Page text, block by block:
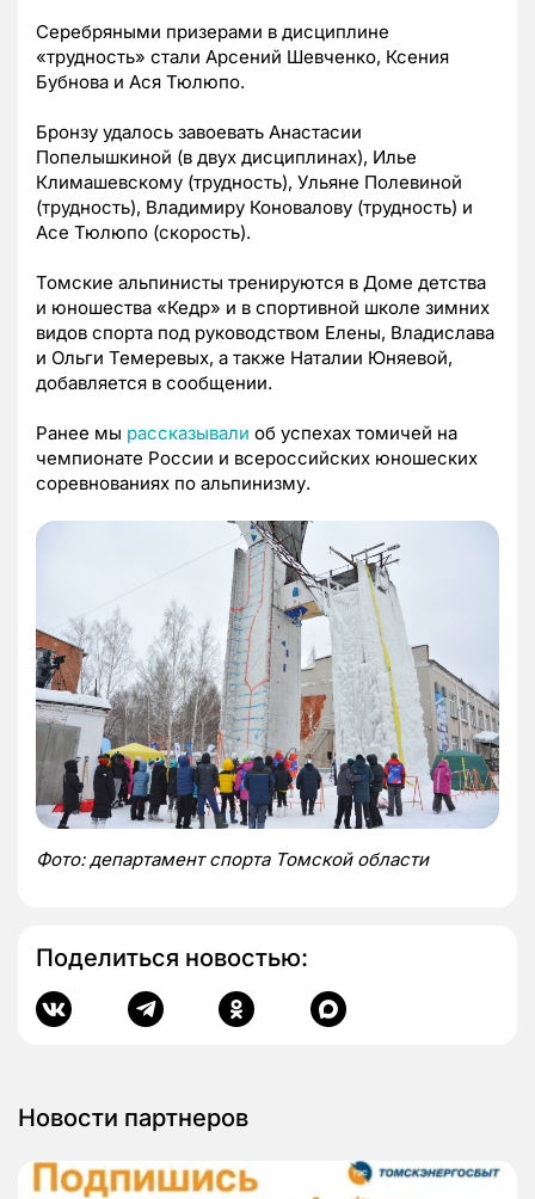
Серебряными призерами в дисциплине
«трудность» стали Арсений Шевченко, Ксения
Бубнова и Ася Тюлюпо.
Бронзу удалось завоевать Анастасии
Попелышкиной (в двух дисциплинах), Илье
Климашевскому (трудность), Ульяне Полевиной
(трудность), Владимиру Коновалову (трудность) и
Асе Тюлюпо (скорость).
Томские альпинисты тренируются в Доме детства
и юношества «Кедр» и в спортивной школе зимних
видов спорта под руководством Елены, Владислава
и Ольги Темеревых, а также Наталии Юняевой,
добавляется в сообщении.
Ранее мы рассказывали об успехах томичей на
чемпионате России и всероссийских юношеских
соревнованиях по альпинизму.
Фото: департамент спорта Томской области
Поделиться новостью:
Новости партнеров